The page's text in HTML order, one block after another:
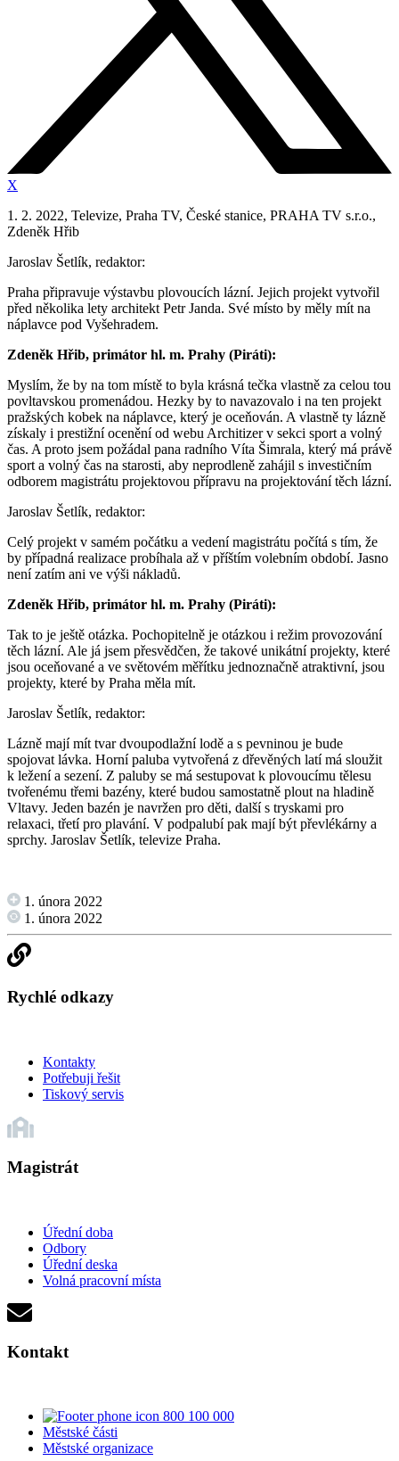
X
1. 2. 2022, Televize, Praha TV, České stanice, PRAHA TV s.r.o.,
Zdeněk Hřib
Jaroslav Šetlík, redaktor:
Praha připravuje výstavbu plovoucích lázní. Jejich projekt vytvořil
před několika lety architekt Petr Janda. Své místo by měly mít na
náplavce pod Vyšehradem.
Zdeněk Hřib, primátor hl. m. Prahy (Piráti):
Myslím, že by na tom místě to byla krásná tečka vlastně za celou tou
povltavskou promenádou. Hezky by to navazovalo i na ten projekt
pražských kobek na náplavce, který je oceňován. A vlastně ty lázně
získaly i prestižní ocenění od webu Architizer v sekci sport a volný
čas. A proto jsem požádal pana radního Víta Šimrala, který má právě
sport a volný čas na starosti, aby neprodleně zahájil s investičním
odborem magistrátu projektovou přípravu na projektování těch lázní.
Jaroslav Šetlík, redaktor:
Celý projekt v samém počátku a vedení magistrátu počítá s tím, že
by případná realizace probíhala až v příštím volebním období. Jasno
není zatím ani ve výši nákladů.
Zdeněk Hřib, primátor hl. m. Prahy (Piráti):
Tak to je ještě otázka. Pochopitelně je otázkou i režim provozování
těch lázní. Ale já jsem přesvědčen, že takové unikátní projekty, které
jsou oceňované a ve světovém měřítku jednoznačně atraktivní, jsou
projekty, které by Praha měla mít.
Jaroslav Šetlík, redaktor:
Lázně mají mít tvar dvoupodlažní lodě a s pevninou je bude
spojovat lávka. Horní paluba vytvořená z dřevěných latí má sloužit
k ležení a sezení. Z paluby se má sestupovat k plovoucímu tělesu
tvořenému třemi bazény, které budou samostatně plout na hladině
Vltavy. Jeden bazén je navržen pro děti, další s tryskami pro
relaxaci, třetí pro plavání. V podpalubí pak mají být převlékárny a
sprchy. Jaroslav Šetlík, televize Praha.
1. února 2022
1. února 2022
Rychlé odkazy
Kontakty
Potřebuji řešit
Tiskový servis
Magistrát
Úřední doba
Odbory
Úřední deska
Volná pracovní místa
Kontakt
800 100 000
Městské části
Městské organizace